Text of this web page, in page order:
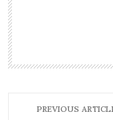
PREVIOUS